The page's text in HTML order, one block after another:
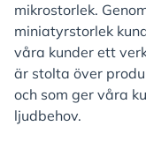
mikrostorlek.
miniatyrstorlek
våra kunder ett
är stolta över
och som ger våra
ljudbehov.